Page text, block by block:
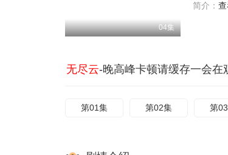
04集
简介：
无尽云-晚高峰卡顿请缓存一会在
第01集 第02集 第